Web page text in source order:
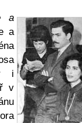
a
a
i
v